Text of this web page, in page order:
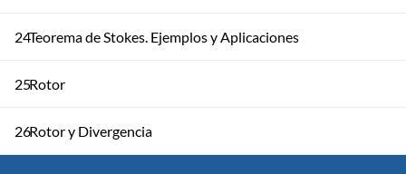
24Teorema de Stokes. Ejemplos y Aplicaciones
25Rotor
26Rotor y Divergencia